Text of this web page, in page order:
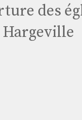
des
Hargeville